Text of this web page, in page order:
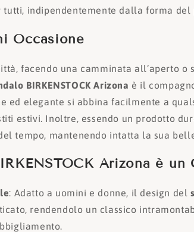
tutti, indipendentemente dalla forma del
Occasione
facendo una camminata all’aperto o
BIRKENSTOCK Arizona è il
ed elegante si abbina facilmente a
estivi. Inoltre, essendo un prodotto
tempo, mantenendo intatta la sua
Arizona è un
: Adatto a uomini e donne, il design del
rendendolo un classico